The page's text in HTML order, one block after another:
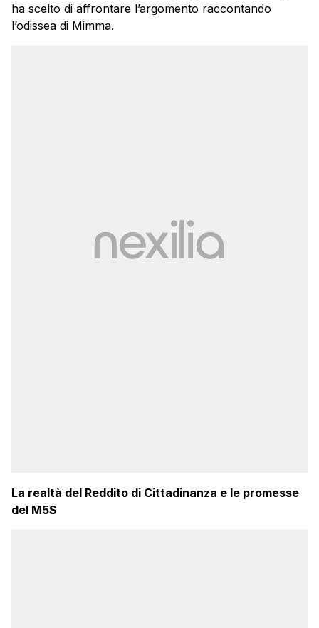
ha scelto di affrontare l’argomento raccontando
l’odissea di Mimma.
La realtà del Reddito di Cittadinanza e le promesse
del M5S